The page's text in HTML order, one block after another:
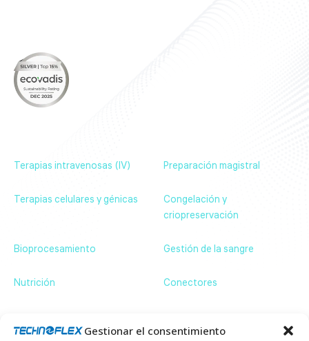
Gestionar el consentimiento
Terapias intravenosas (IV)
Preparación magistral
Terapias celulares y génicas
Congelación y
criopreservación
Bioprocesamiento Gestión de la sangre
Nutrición
Conectores
communication@technoflex.net